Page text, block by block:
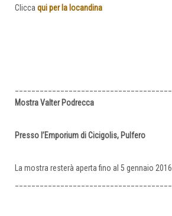
Clicca qui per la locandina
Mostra Valter Podrecca
Presso l’Emporium di Cicigolis, Pulfero
La mostra resterà aperta fino al 5 gennaio 2016